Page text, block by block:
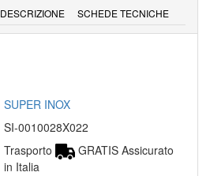
DESCRIZIONE SCHEDE TECNICHE
SUPER INOX
SI-0010028X022
Trasporto
GRATIS Assicurato
in Italia